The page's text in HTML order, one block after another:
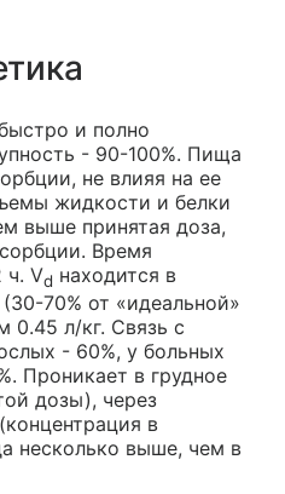
и полно
- 90-100%. Пища
не влияя на ее
жидкости и белки
выше принятая доза,
Время
ч. Vd находится в
70% от «идеальной»
0.45 л/кг. Связь с
- 60%, у больных
Проникает в грудное
дозы), через
в
несколько выше, чем в